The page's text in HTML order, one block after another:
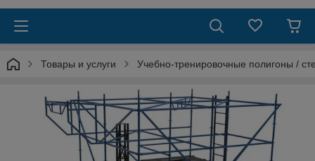
Товары и услуги Учебно-тренировочные полигоны /